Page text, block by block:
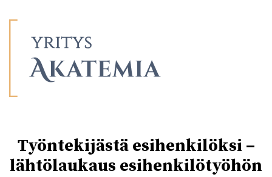
Työntekijästä esihenkilöksi –
lähtölaukaus esihenkilötyöhön